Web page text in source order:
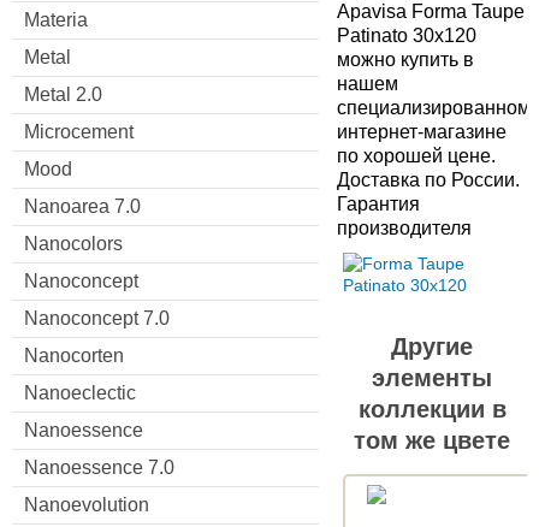
Materia
Metal
Metal 2.0
Microcement
Mood
Nanoarea 7.0
Nanocolors
Nanoconcept
Nanoconcept 7.0
Nanocorten
Nanoeclectic
Nanoessence
Nanoessence 7.0
Nanoevolution
Apavisa Forma Taupe
Patinato 30x120
можно купить в
нашем
специализированном
интернет-магазине
по хорошей цене.
Доставка по России.
Гарантия
производителя
Другие
элементы
коллекции в
том же цвете